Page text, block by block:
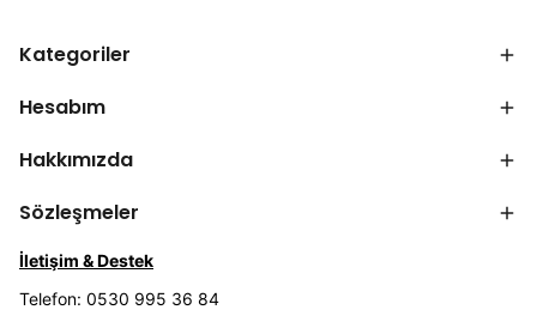
Kategoriler
Hesabım
Hakkımızda
Sözleşmeler
İletişim & Destek
Telefon: 0530 995 36 84